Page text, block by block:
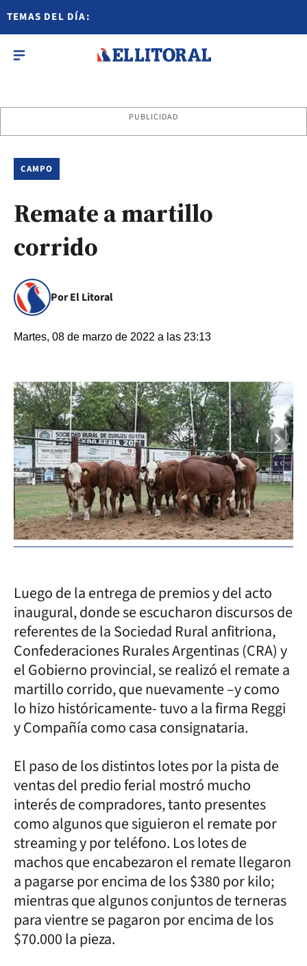
TEMAS DEL DÍA:
PUBLICIDAD
CAMPO
Remate a martillo
corrido
Por El Litoral
Martes, 08 de marzo de 2022 a las 23:13
Luego de la entrega de premios y del acto
inaugural, donde se escucharon discursos de
referentes de la Sociedad Rural anfitriona,
Confederaciones Rurales Argentinas (CRA) y
el Gobierno provincial, se realizó el remate a
martillo corrido, que nuevamente –y como
lo hizo históricamente- tuvo a la firma Reggi
y Compañía como casa consignataria.
El paso de los distintos lotes por la pista de
ventas del predio ferial mostró mucho
interés de compradores, tanto presentes
como algunos que siguieron el remate por
streaming y por teléfono. Los lotes de
machos que encabezaron el remate llegaron
a pagarse por encima de los $380 por kilo;
mientras que algunos conjuntos de terneras
para vientre se pagaron por encima de los
$70.000 la pieza.